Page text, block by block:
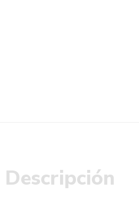
Descripción